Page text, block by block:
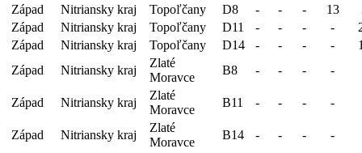
Západ
Nitriansky kraj Topoľčany D8 - - - 13
Západ
Nitriansky kraj Topoľčany D11 - - - -
Západ
Nitriansky kraj Topoľčany D14 - - - -
Západ
Nitriansky kraj
Zlaté
Moravce
B8 - - - -
Západ Nitriansky kraj
Zlaté
Moravce
B11 - - - -
Západ Nitriansky kraj
Zlaté
Moravce
B14 - - - -